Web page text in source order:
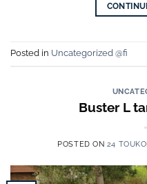
Posted in Uncategorized @fi
Buster L
POSTED ON 24